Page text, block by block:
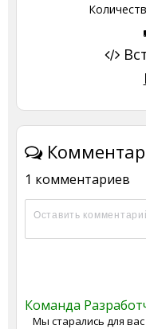
1 комментариев
Команда
Мы старались для вас